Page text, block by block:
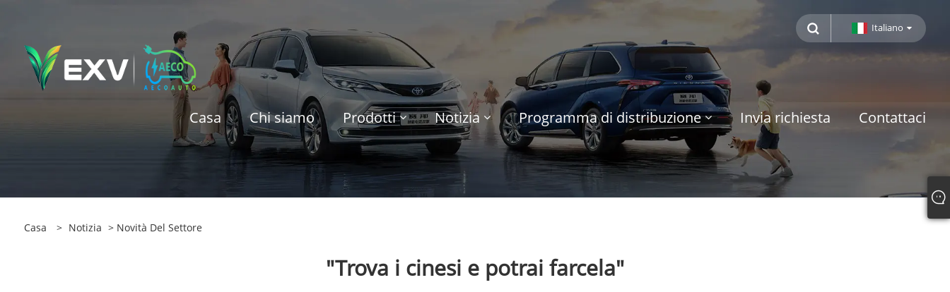
Italiano
Casa Chi siamo Prodotti Notizia Programma di distribuzione Invia richiesta Contattaci
Casa > Notizia > Novità Del Settore
"Trova i cinesi e potrai farcela"